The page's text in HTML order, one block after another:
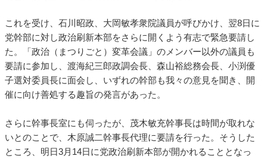
これを受け、石川昭政、大岡敏孝衆院議員が呼びかけ、翌8日に
党幹部に対し政治刷新本部をさらに開くよう有志で緊急要請し
た。「政治（まつりごと）変革会議」のメンバー以外の議員も
要請に参加し、渡海紀三郎政調会長、森山裕総務会長、小渕優
子選対委員長に面会し、いずれの幹部も我々の意見を聞き、開
催に向け善処する趣旨の発言があった。
さらに幹事長室にも伺ったが、茂木敏充幹事長は時間が取れな
いとのことで、木原誠二幹事長代理に要請を行った。そうした
ところ、明日3月14日に党政治刷新本部が開かれることとなっ